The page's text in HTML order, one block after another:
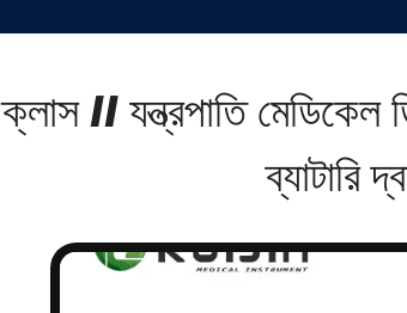
ক্লাস II যন্ত্রপাতি মেডিকেল
ব্যাটারি